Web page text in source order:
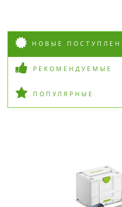
НОВЫЕ
РЕКОМЕНДУЕМЫЕ
ПОПУЛЯРНЫЕ